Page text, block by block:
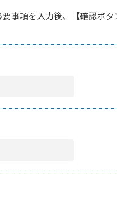
事項を入力後、【確認ボタ